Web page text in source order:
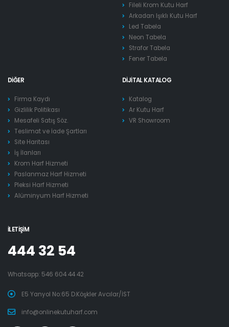
Fileli Krom Kutu Harf
Arkadan Işıklı Kutu Harf
Led Tabela
Neon Tabela
Strafor Tabela
Fener Tabela
DIĞER
Firma Kaydı
Gizlilik Politikası
Mesafeli Satış Söz.
Teslimat ve İade Şartları
Site Haritası
İş İlanları
Krom Harf Hizmeti
Paslanmaz Harf Hizmeti
Pleksi Harf Hizmeti
Alüminyum Harf Hizmeti
DIJITAL KATALOG
Katalog
Ar Kutu Harf
VR Showroom
İLETIŞIM
444 32 54
Whatsapp: 546 604 44 42
E5 Yanyol No:65 D.Köşkler Avcılar/İST
info@onlinekutuharf.com